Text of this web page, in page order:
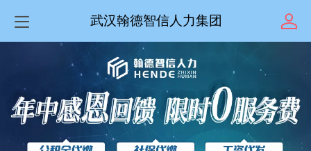
武汉翰德智信人力集团